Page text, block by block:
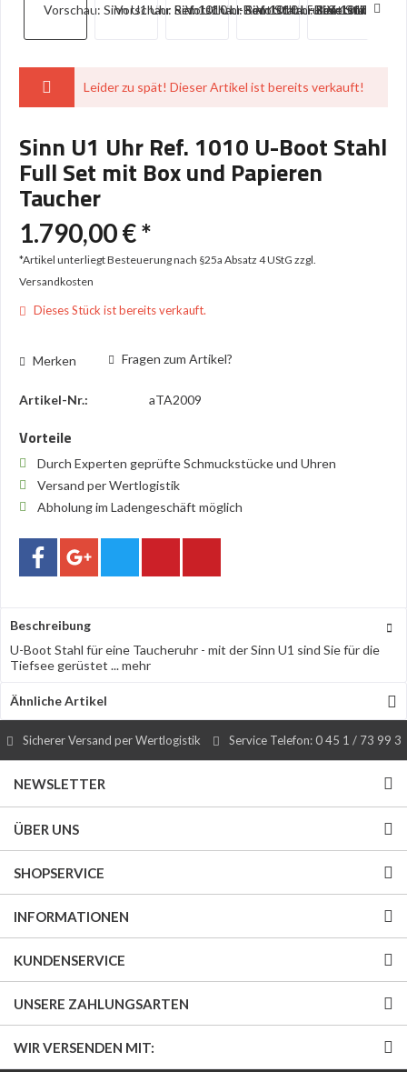
Leider zu spät! Dieser Artikel ist bereits verkauft!
Sinn U1 Uhr Ref. 1010 U-Boot Stahl
Full Set mit Box und Papieren
Taucher
1.790,00 € *
*Artikel unterliegt Besteuerung nach §25a Absatz 4 UStG zzgl.
Versandkosten
Dieses Stück ist bereits verkauft.
Merken Fragen zum Artikel?
Artikel-Nr.: aTA2009
Vorteile
Durch Experten geprüfte Schmuckstücke und Uhren
Versand per Wertlogistik
Abholung im Ladengeschäft möglich
Beschreibung
U-Boot Stahl für eine Taucheruhr - mit der Sinn U1 sind Sie für die
Tiefsee gerüstet ...mehr
Ähnliche Artikel
Sicherer Versand per Wertlogistik Service Telefon: 0 45 1 / 73 99 3
NEWSLETTER
ÜBER UNS
SHOPSERVICE
INFORMATIONEN
KUNDENSERVICE
UNSERE ZAHLUNGSARTEN
WIR VERSENDEN MIT: